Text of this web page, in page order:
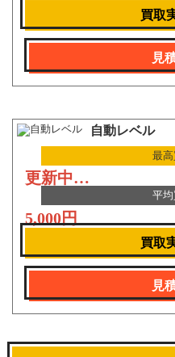
買取
見
自動レベル
最
更新中…
平
5,000円
買取
見